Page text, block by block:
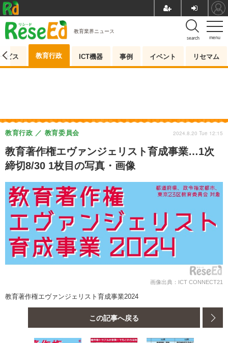
menu
search
教育業界ニュース
ビス 教育行政 ICT機器 事例 イベント リセマム
教育著作権エヴァンジェリスト育成事業…1次
締切8/30 1枚目の写真・画像
教育行政 教育委員会 2024.8.20 Tue 12:15
画像出典：ICT CONNECT21
教育著作権エヴァンジェリスト育成事業2024
この記事へ戻る